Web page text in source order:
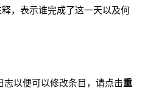
，表示谁完成了这一天以及何
以便可以修改条目，请点击重